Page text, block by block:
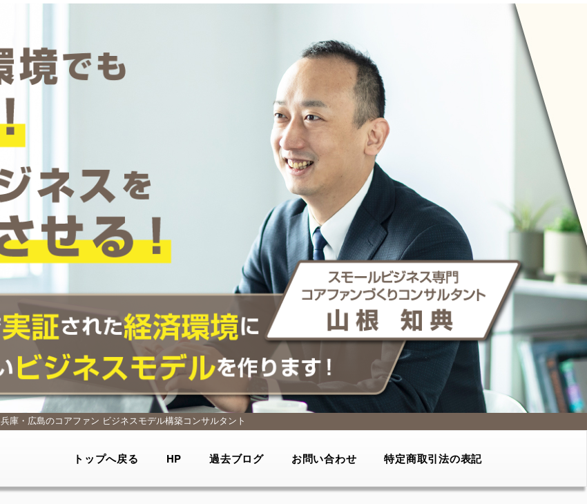
兵庫・広島のコアファン ビジネスモデル構築コンサルタント
トップへ戻る HP 過去ブログ お問い合わせ 特定商取引法の表記